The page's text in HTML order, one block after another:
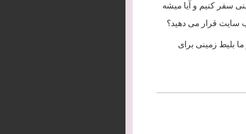
سفر کنیم و آیا میشه
سایت قرار می دهید؟
بلیط زمینی برای